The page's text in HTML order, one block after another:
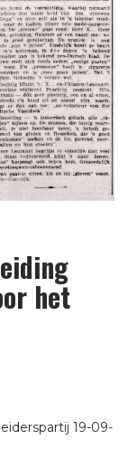
het
19-09-